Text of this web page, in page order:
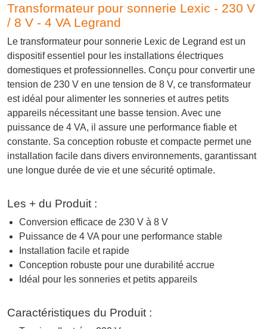
Transformateur pour sonnerie Lexic - 230 V
/ 8 V - 4 VA Legrand
Le transformateur pour sonnerie Lexic de Legrand est un
dispositif essentiel pour les installations électriques
domestiques et professionnelles. Conçu pour convertir une
tension de 230 V en une tension de 8 V, ce transformateur
est idéal pour alimenter les sonneries et autres petits
appareils nécessitant une basse tension. Avec une
puissance de 4 VA, il assure une performance fiable et
constante. Sa conception robuste et compacte permet une
installation facile dans divers environnements, garantissant
une longue durée de vie et une sécurité optimale.
Les + du Produit :
Conversion efficace de 230 V à 8 V
Puissance de 4 VA pour une performance stable
Installation facile et rapide
Conception robuste pour une durabilité accrue
Idéal pour les sonneries et petits appareils
Caractéristiques du Produit :